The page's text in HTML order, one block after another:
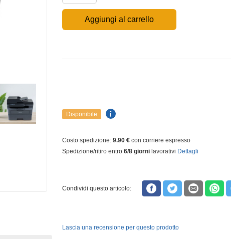
Aggiungi al carrello
Disponibile
Costo spedizione: 9.90 €con corriere espresso
Spedizione/ritiro entro 6/8 giornilavorativi Dettagli
Condividi questo articolo:
Lascia una recensione per questo prodotto